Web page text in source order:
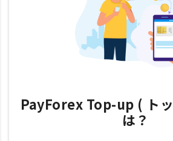
PayForex Top-up ( ト
は？